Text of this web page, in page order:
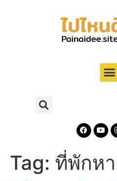
Tag: ที่พักห